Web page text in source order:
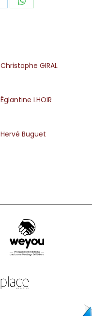
Share
GIRAL
LHOIR
Buguet